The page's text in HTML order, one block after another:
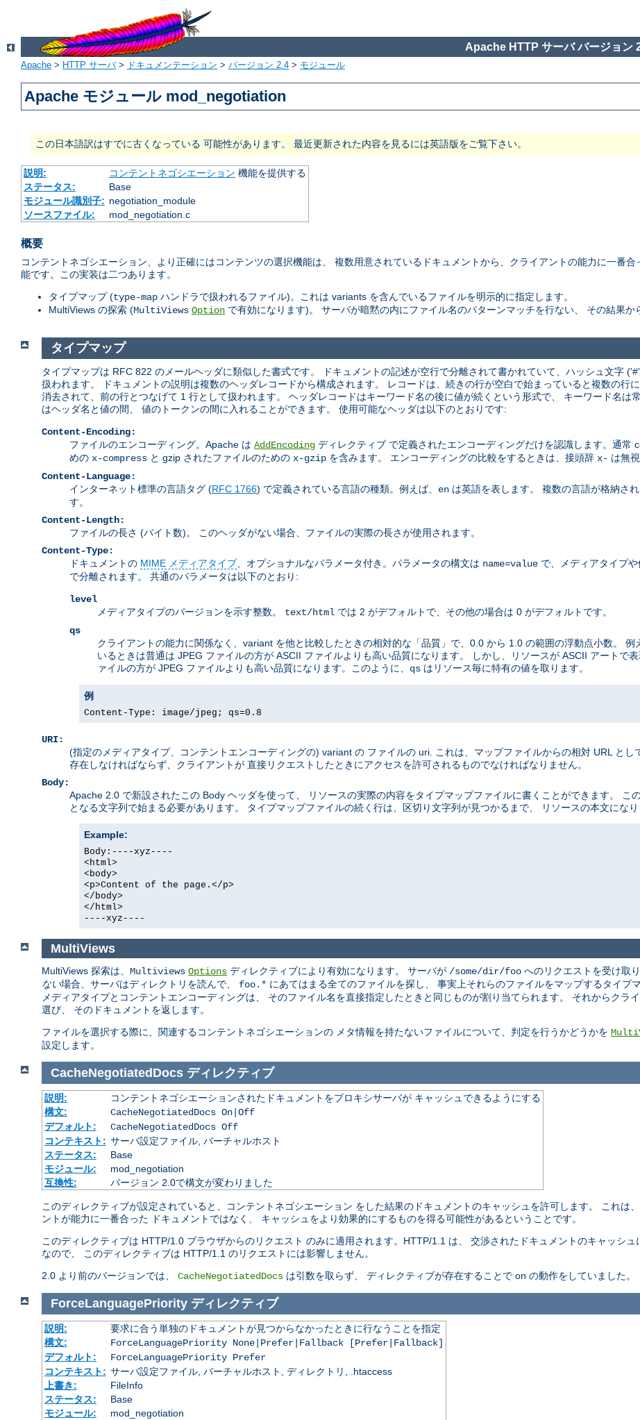
Apache HTTP サーバ バージョン
Apache > HTTP サーバ> ドキュメンテーション > バージョン 2.4 > モジュール
Apache モジュール mod_negotiation
この日本語訳はすでに古くなっている 可能性があります。 最近更新された内容を見るには英語版をご覧下さい。
説明: コンテントネゴシエーション 機能を提供する
ステータス:
Base
モジュール識別子: negotiation_module
ソースファイル:
mod_negotiation.c
概要
コンテントネゴシエーション、より正確にはコンテンツの選択機能は、 複数用意されているドキュメントから、クライアントの能力に一番
能です。この実装は二つあります。
タイプマップ (type-map ハンドラで扱われるファイル)。これは variants を含んでいるファイルを明示的に指定します。
MultiViews の探索 (MultiViews Option で有効になります)。 サーバが暗黙の内にファイル名のパターンマッチを行ない、 その結果か
タイプマップ
タイプマップは RFC 822 のメールヘッダに類似した書式です。 ドキュメントの記述が空行で分離されて書かれていて、ハッシュ文字
扱われます。 ドキュメントの説明は複数のヘッダレコードから構成されます。 レコードは、続きの行が空白で始まっていると複数の行
消去されて、前の行とつなげて 1 行として扱われます。 ヘッダレコードはキーワード名の後に値が続くという形式で、 キーワード名は
はヘッダ名と値の間、 値のトークンの間に入れることができます。 使用可能なヘッダは以下のとおりです:
Content-Encoding:
ファイルのエンコーディング。Apache は AddEncoding ディレクティブ で定義されたエンコーディングだけを認識します。通常
めの x-compress と gzip されたファイルのための x-gzip を含みます。 エンコーディングの比較をするときは、接頭辞 x- は無
Content-Language:
インターネット標準の言語タグ (RFC 1766) で定義されている言語の種類。例えば、 en は英語を表します。 複数の言語が格納さ
す。
Content-Length:
ファイルの長さ (バイト数)。 このヘッダがない場合、ファイルの実際の長さが使用されます。
Content-Type:
ドキュメントの MIME メディアタイプ、オプショナルなパラメータ付き。パラメータの構文は name=value で、メディアタイプ
で分離されます。 共通のパラメータは以下のとおり:
level
メディアタイプのバージョンを示す整数。 text/html では 2 がデフォルトで、その他の場合は 0 がデフォルトです。
qs
クライアントの能力に関係なく、variant を他と比較したときの相対的な「品質」で、0.0 から 1.0 の範囲の浮動点小数。 例
いるときは普通は JPEG ファイルの方が ASCII ファイルよりも高い品質になります。 しかし、リソースが ASCII アートで
ァイルの方が JPEG ファイルよりも高い品質になります。このように、 qs はリソース毎に特有の値を取ります。
例
Content-Type: image/jpeg; qs=0.8
URI:
(指定のメディアタイプ、コンテントエンコーディングの) variant の ファイルの uri. これは、マップファイルからの相対 URL とし
存在しなければならず、クライアントが 直接リクエストしたときにアクセスを許可されるものでなければなりません。
Body:
Apache 2.0 で新設されたこの Body ヘッダを使って、 リソースの実際の内容をタイプマップファイルに書くことができます。 こ
となる文字列で始まる必要があります。 タイプマップファイルの続く行は、区切り文字列が見つかるまで、 リソースの本文になり
Example:
Body:----xyz----
<html>
<body>
<p>Content of the page.</p>
</body>
</html>
----xyz----
MultiViews
MultiViews 探索は、 Multiviews Options ディレクティブにより有効になります。 サーバが /some/dir/foo へのリクエストを受け取り
ない場合、サーバはディレクトリを読んで、 foo.* にあてはまる全てのファイルを探し、 事実上それらのファイルをマップするタイプ
メディアタイプとコンテントエンコーディングは、 そのファイル名を直接指定したときと同じものが割り当てられます。 それからクラ
選び、 そのドキュメントを返します。
ファイルを選択する際に、関連するコンテントネゴシエーションの メタ情報を持たないファイルについて、判定を行うかどうかを
設定します。
CacheNegotiatedDocs ディレクティブ
説明:
コンテントネゴシエーションされたドキュメントをプロキシサーバが キャッシュできるようにする
構文:
CacheNegotiatedDocs On|Off
デフォルト:
CacheNegotiatedDocs Off
コンテキスト: サーバ設定ファイル, バーチャルホスト
ステータス:
Base
モジュール:
mod_negotiation
互換性:
バージョン 2.0で構文が変わりました
このディレクティブが設定されていると、コンテントネゴシエーション をした結果のドキュメントのキャッシュを許可します。 これは
ントが能力に一番合った ドキュメントではなく、 キャッシュをより効果的にするものを得る可能性があるということです。
このディレクティブは HTTP/1.0 ブラウザからのリクエスト のみに適用されます。HTTP/1.1 は、 交渉されたドキュメントのキャッシ
なので、 このディレクティブは HTTP/1.1 のリクエストには影響しません。
2.0 より前のバージョンでは、 CacheNegotiatedDocs は引数を取らず、 ディレクティブが存在することで on の動作をしていました。
ForceLanguagePriority ディレクティブ
説明:
要求に合う単独のドキュメントが見つからなかったときに行なうことを指定
構文:
ForceLanguagePriority None|Prefer|Fallback [Prefer|Fallback]
デフォルト:
ForceLanguagePriority Prefer
コンテキスト: サーバ設定ファイル, バーチャルホスト, ディレクトリ, .htaccess
上書き:
FileInfo
ステータス:
Base
モジュール:
mod_negotiation